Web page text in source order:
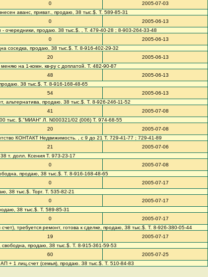
0
2005-07-03
аванс, приват., продаю, 38 тыс.$. Т. 589-85-31
0
2005-06-13
очередники, продаю. 38 тыс.$. , Т. 479-40-28 ; 8-903-264-33-48
0
2005-06-13
соседка, продаю, 38 тыс.$. Т. 8-916-402-29-32
20
2005-06-13
на 1-комн. кв-ру с доплатой. Т. 482-90-87
48
2005-06-13
38 тыс.$. Т. 8-916-168-48-65
54
2005-06-13
альтернатива, продаю. 38 тыс.$. Т. 8-926-246-11-52
41
2005-07-08
тыс. $."МИАН" Л. N000321/02 (006) Т. 974-68-55
20
2005-07-08
КОНТАКТ Недвижимость. , с 9 до 21 Т. 729-41-77 ; 729-41-89
21
2005-07-06
т. долл. Ксения Т. 973-23-17
0
2005-07-08
продаю, 38 тыс.$. Т. 8-916-168-48-65
0
2005-07-17
38 тыс.$. Торг. Т. 535-82-21
0
2005-07-17
38 тыс.$. Т. 589-85-31
0
2005-07-17
требуется ремонт, готова к сделке, продаю, 38 тыс.$. Т. 8-926-380-05-44
19
2005-07-17
свободна, продаю, 38 тыс.$. Т. 8-915-361-59-53
60
2005-07-25
+ 1 лиц.счет (семья), продаю. 38 тыс.$. Т. 510-84-83